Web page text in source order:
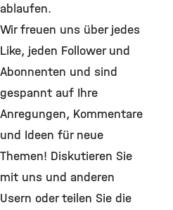
ablaufen.
Wir freuen uns über jedes
Like, jeden Follower und
Abonnenten und sind
gespannt auf Ihre
Anregungen, Kommentare
und Ideen für neue
Themen! Diskutieren Sie
mit uns und anderen
Usern oder teilen Sie die